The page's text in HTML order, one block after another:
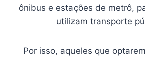
ônibus e estações de metrô,
utilizam transporte
Por isso, aqueles que